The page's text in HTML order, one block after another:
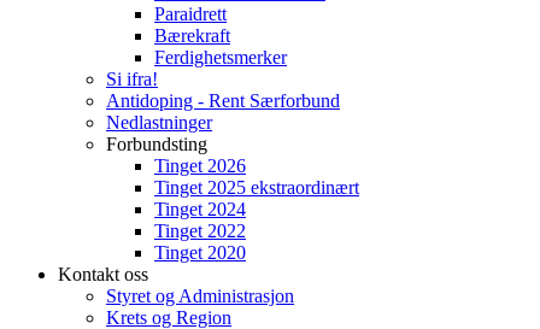
Paraidrett
Bærekraft
Ferdighetsmerker
Si ifra!
Antidoping - Rent Særforbund
Nedlastninger
Forbundsting
Tinget 2026
Tinget 2025 ekstraordinært
Tinget 2024
Tinget 2022
Tinget 2020
Kontakt oss
Styret og Administrasjon
Krets og Region